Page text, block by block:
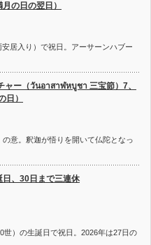
の日の翌日）
居入り）で祝日。アーサーンハブー
ャー（วันอาสาฬหบูชา 三宝節）7、
日）
意。釈迦が悟りを開いて仏陀となっ
、30日まで三連休
）の生誕日で祝日。2026年は27日の